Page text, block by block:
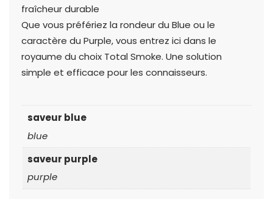
fraîcheur durable
Que vous préfériez la rondeur du Blue ou le
caractère du Purple, vous entrez ici dans le
royaume du choix Total Smoke. Une solution
simple et efficace pour les connaisseurs.
saveur blue
blue
saveur purple
purple